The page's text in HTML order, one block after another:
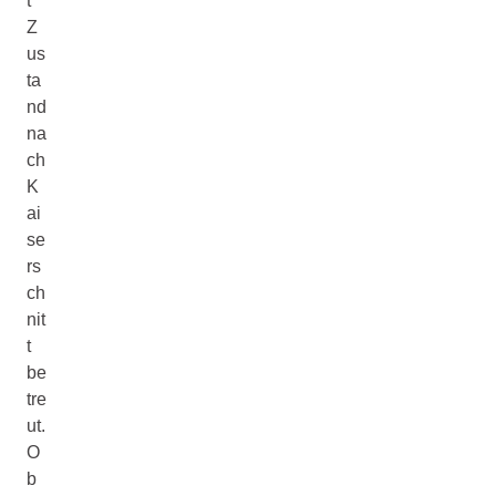
Z
us
ta
nd
na
ch
K
ai
se
rs
ch
nit
t
be
tre
ut.
O
b